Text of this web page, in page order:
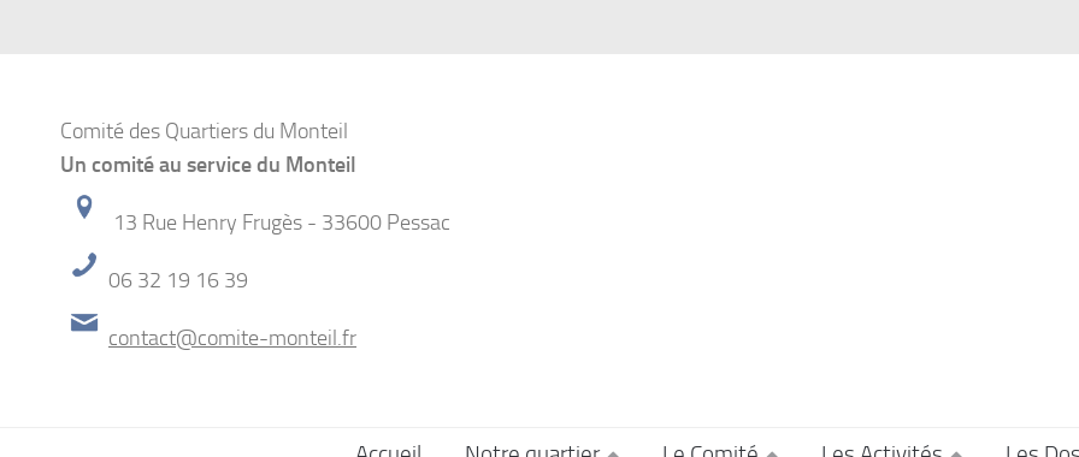
Comité des Quartiers du Monteil
Un comité au service du Monteil
13 Rue Henry Frugès - 33600 Pessac
06 32 19 16 39
contact@comite-monteil.fr